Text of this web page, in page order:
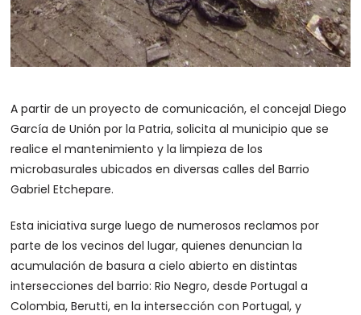
A partir de un proyecto de comunicación, el concejal Diego
García de Unión por la Patria, solicita al municipio que se
realice el mantenimiento y la limpieza de los
microbasurales ubicados en diversas calles del Barrio
Gabriel Etchepare.
Esta iniciativa surge luego de numerosos reclamos por
parte de los vecinos del lugar, quienes denuncian la
acumulación de basura a cielo abierto en distintas
intersecciones del barrio: Rio Negro, desde Portugal a
Colombia, Berutti, en la intersección con Portugal, y